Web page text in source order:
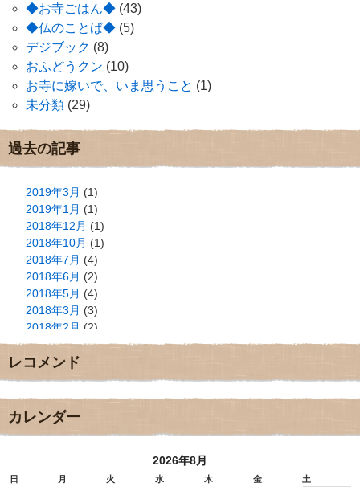
◆お寺ごはん◆ (43)
◆仏のことば◆ (5)
デジブック (8)
おふどうクン (10)
お寺に嫁いで、いま思うこと (1)
未分類 (29)
過去の記事
2019年3月 (1)
2019年1月 (1)
2018年12月 (1)
2018年10月 (1)
2018年7月 (4)
2018年6月 (2)
2018年5月 (4)
2018年3月 (3)
2018年2月 (2)
2018年1月(2)
2017年12月
2017年11月(3)
2017年9月
2017年8月
2017年5月
レコメンド
カレンダー
2026年8月
日 月 火 水 木 金 土